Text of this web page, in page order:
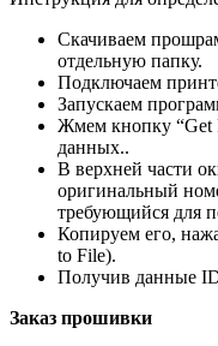
Скачиваем
отдельную папку.
Подключаем
Запускаем
Жмем кнопку
данных..
В верхней части
оригинальный
требующийся для
Копируем его,
to File).
Получив данные
Заказ прошивки